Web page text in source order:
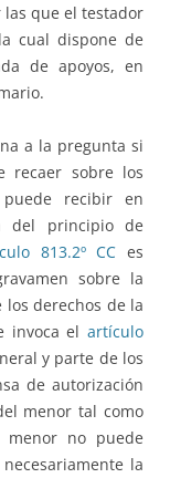
las que el testador
cual dispone de
de apoyos, en
a la pregunta si
recaer sobre los
recibir en
del principio de
813.2º CC es
sobre la
derechos de la
invoca el artículo
y parte de los
de autorización
menor tal como
no puede
la